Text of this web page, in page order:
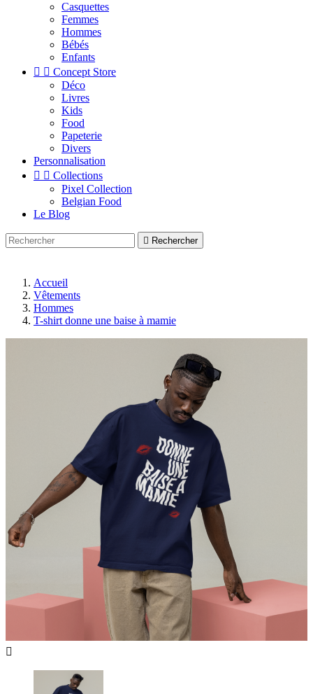
Casquettes
Femmes
Hommes
Bébés
Enfants
  Concept Store
Déco
Livres
Kids
Food
Papeterie
Divers
Personnalisation
  Collections
Pixel Collection
Belgian Food
Le Blog
 Rechercher
Accueil
Vêtements
Hommes
T-shirt donne une baise à mamie
